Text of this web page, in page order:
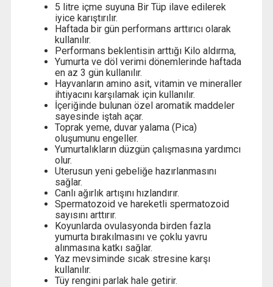
5 litre içme suyuna Bir Tüp ilave edilerek
iyice karıştırılır.
Haftada bir gün performans arttırıcı olarak
kullanılır.
Performans beklentisin arttığı Kilo aldırma,
Yumurta ve döl verimi dönemlerinde haftada
en az 3 gün kullanılır.
Hayvanların amino asit, vitamin ve mineraller
ihtiyacını karşılamak için kullanılır.
İçeriğinde bulunan özel aromatik maddeler
sayesinde iştah açar.
Toprak yeme, duvar yalama (Pica)
oluşumunu engeller.
Yumurtalıkların düzgün çalışmasına yardımcı
olur.
Uterusun yeni gebeliğe hazırlanmasını
sağlar.
Canlı ağırlık artışını hızlandırır.
Spermatozoid ve hareketli spermatozoid
sayısını arttırır.
Koyunlarda ovulasyonda birden fazla
yumurta bırakılmasını ve çoklu yavru
alınmasına katkı sağlar.
Yaz mevsiminde sıcak stresine karşı
kullanılır.
Tüy rengini parlak hale getirir.